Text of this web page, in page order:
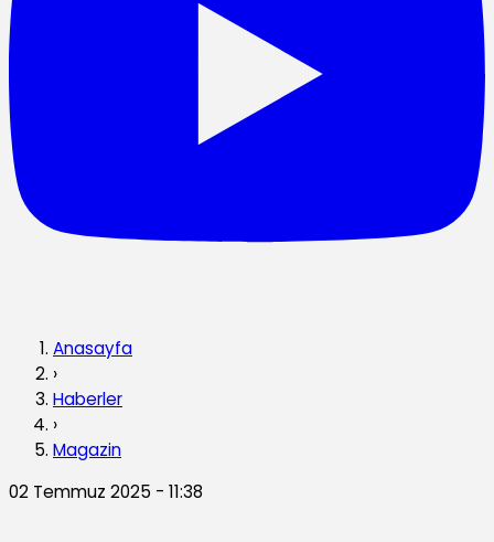
Anasayfa
›
Haberler
›
Magazin
02 Temmuz 2025 - 11:38